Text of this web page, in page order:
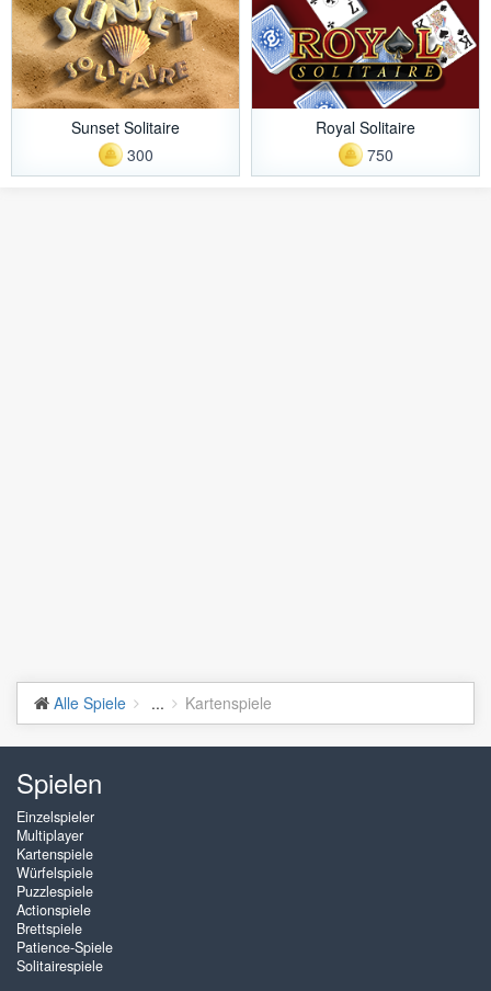
Sunset Solitaire
300
Royal Solitaire
750
Alle Spiele ... Kartenspiele
Spielen
Einzelspieler
Multiplayer
Kartenspiele
Würfelspiele
Puzzlespiele
Actionspiele
Brettspiele
Patience-Spiele
Solitairespiele